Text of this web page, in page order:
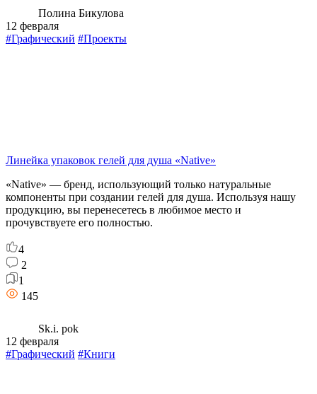
Полина Бикулова
12 февраля
#Графический #Проекты
Линейка упаковок гелей для душа «Native»
«Native» — бренд, использующий только натуральные
компоненты при создании гелей для душа. Используя нашу
продукцию, вы перенесетесь в любимое место и
прочувствуете его полностью.
4
2
1
145
Sk.i. pok
12 февраля
#Графический #Книги